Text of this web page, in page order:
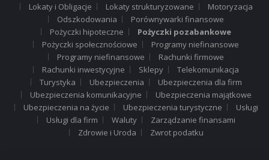
Lokaty i Obligacje
Lokaty strukturyzowane
Motoryzacja
Odszkodowania
Porównywarki finansowe
Pożyczki hipoteczne
Pożyczki pozabankowe
Pożyczki społecznościowe
Programy niefinansowe
Programy niefinansowe
Rachunki firmowe
Rachunki inwestycyjne
Sklepy
Telekomunikacja
Turystyka
Ubezpieczenia
Ubezpieczenia dla firm
Ubezpieczenia komunikacyjne
Ubezpieczenia majątkowe
Ubezpieczenia na życie
Ubezpieczenia turystyczne
Usługi
Usługi dla firm
Waluty
Zarządzanie finansami
Zdrowie i Uroda
Zwrot podatku